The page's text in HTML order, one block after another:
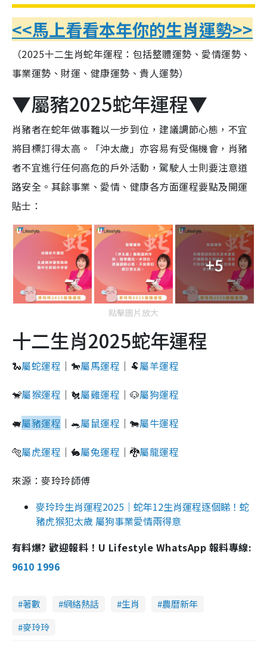
<<馬上看看本年你的生肖運勢>>
（2025十二生肖蛇年運程：包括整體運勢、愛情運勢、
事業運勢、財運、健康運勢、貴人運勢）
▼屬豬2025蛇年運程▼
肖豬者在蛇年做事難以一步到位，建議調節心態，不宜
將目標訂得太高。「沖太歲」亦容易有受傷機會，肖豬
者不宜進行任何高危的戶外活動，駕駛人士則要注意道
路安全。其餘事業、愛情、健康各方面運程要點及開運
貼士：
+5
點擊圖片放大
十二生肖2025蛇年運程
🐍屬蛇運程 ｜🐎屬馬運程 ｜🐏屬羊運程
🐒屬猴運程 ｜🐔屬雞運程 ｜🐶屬狗運程
🐖屬豬運程 ｜🐀屬鼠運程 ｜🐄屬牛運程
🐅屬虎運程 ｜🐇屬兔運程 ｜🐉屬龍運程
來源：麥玲玲師傅
麥玲玲生肖運程2025｜蛇年12生肖運程逐個睇！蛇
豬虎猴犯太歲 屬狗事業愛情兩得意
有料爆? 歡迎報料！U Lifestyle WhatsApp 報料專線:
9610 1996
著數 網絡熱話 生肖
農曆新年
麥玲玲